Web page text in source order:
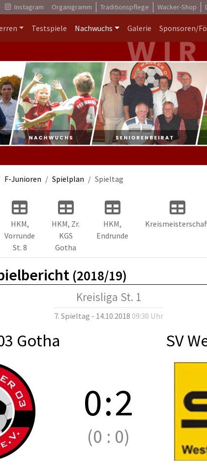
Instagram Organigramm Traditionspflege Wacker-Shop
Testspiele Nachwuchs Galerie Sponsoren/
F-Junioren Spielplan Spieltag
HKM,
Vorrunde
St. 8
HKM, Zr.
KGS
Gotha
HKM,
Endrunde
(2018/19)
Kreisliga St. 1
7. Spieltag - 14.10.2018 09:30 Uhr
Gotha SV
0:2
(0 : 0)